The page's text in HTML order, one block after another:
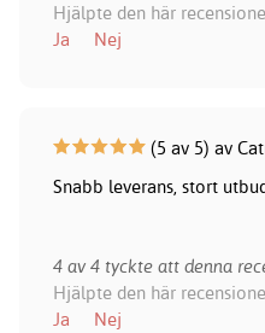
Hjälpte den här
Ja
Nej
(5 av 5) av
Snabb leverans, stort
4 av 4 tyckte att denna
Hjälpte den här
Ja
Nej